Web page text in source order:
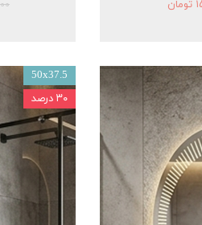
50x37.5
۳۰ درصد